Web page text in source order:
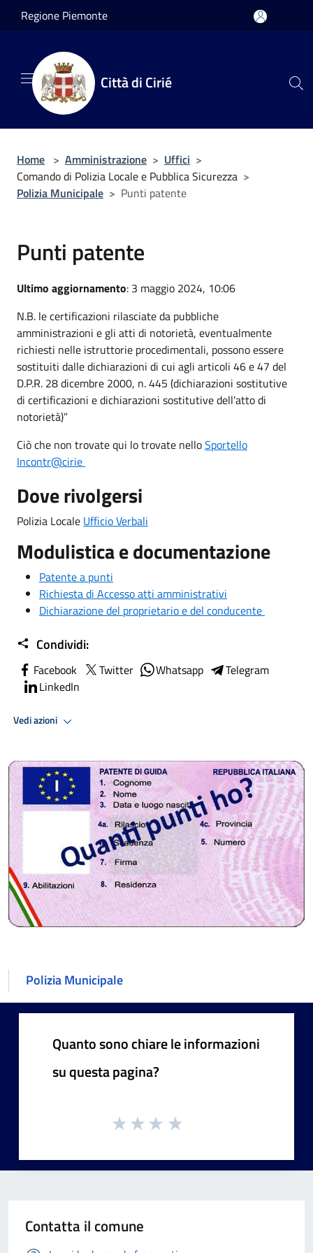
Salta al contenuto principale
Regione Piemonte
Città di Cirié
Home > Amministrazione > Uffici >
Comando di Polizia Locale e Pubblica Sicurezza >
Polizia Municipale > Punti patente
Punti patente
Ultimo aggiornamento: 3 maggio 2024, 10:06
N.B. le certificazioni rilasciate da pubbliche
amministrazioni e gli atti di notorietà, eventualmente
richiesti nelle istruttorie procedimentali, possono essere
sostituiti dalle dichiarazioni di cui agli articoli 46 e 47 del
D.P.R. 28 dicembre 2000, n. 445 (dichiarazioni sostitutive
di certificazioni e dichiarazioni sostitutive dell'atto di
notorietà)”
Ciò che non trovate qui lo trovate nelloSportello
Incontr@cirie
Dove rivolgersi
Polizia Locale Ufficio Verbali
Modulistica e documentazione
Patente a punti
Richiesta di Accesso atti amministrativi
Dichiarazione del proprietario e del conducente
Condividi:
Facebook Twitter Whatsapp
Telegram
LinkedIn
Vedi azioni
Polizia Municipale
Quanto sono chiare le informazioni
su questa pagina?
Contatta il comune